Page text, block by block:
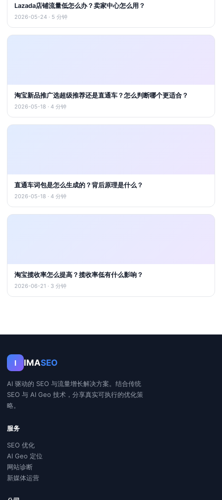
Lazada店铺流量低怎么办？卖家中心怎么用？
2026-05-24 · 5 分钟
淘宝新品推广选超级推荐还是直通车？怎么判断哪个更适合？
2026-05-18 · 4 分钟
直通车词包是怎么生成的？背后原理是什么？
2026-05-18 · 4 分钟
淘宝揽收率怎么提高？揽收率低有什么影响？
2026-06-21 · 3 分钟
I IMASEO
AI 驱动的 SEO 与流量增长解决方案。结合传统
SEO 与 AI Geo 技术，分享真实可执行的优化策
略。
服务
SEO 优化
AI Geo 定位
网站诊断
新媒体运营